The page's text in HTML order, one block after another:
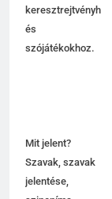
keresztrejtvényhez
és
szójátékokhoz.
Mit jelent?
Szavak, szavak
jelentése,